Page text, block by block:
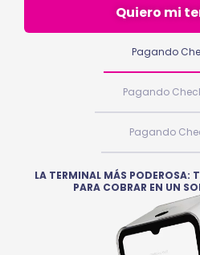
Quiero mi
Pagando
Pagando
Pagando
LA TERMINAL MÁS PODEROSA:
PARA COBRAR EN UN